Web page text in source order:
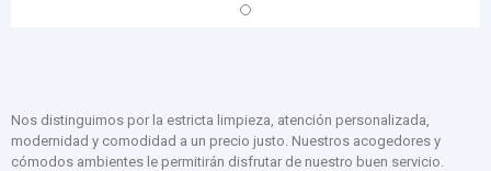
Nos distinguimos por la estricta limpieza, atención personalizada,
modernidad y comodidad a un precio justo. Nuestros acogedores y
cómodos ambientes le permitirán disfrutar de nuestro buen servicio.